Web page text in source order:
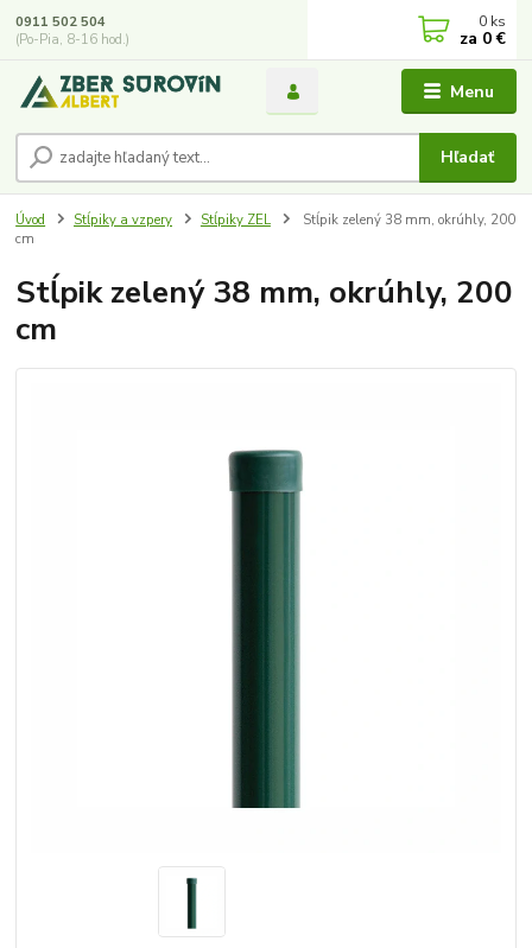
Menu
Hľadať
0911 502 504
(Po-Pia, 8-16 hod.)
0 ks
za 0 €
Úvod Stĺpiky a vzpery Stĺpiky ZEL
Stĺpik zelený 38 mm, okrúhly, 200
cm
Stĺpik zelený 38 mm, okrúhly, 200
cm